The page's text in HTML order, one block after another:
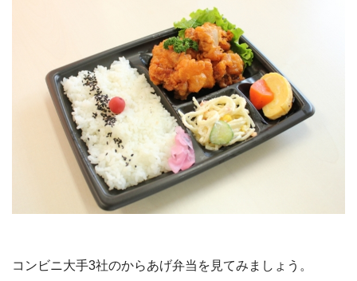
コンビニ大手3社のからあげ弁当を見てみましょう。